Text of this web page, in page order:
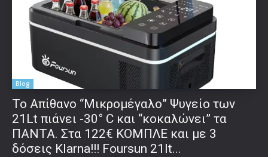
Blog
Το Απίθανο “Μικρομέγαλο” Ψυγείο των
21Lt πιάνει -30° C και “κοκαλώνει” τα
ΠΑΝΤΑ. Στα 122€ ΚΟΜΠΛΕ και με 3
δόσεις Klarna!!! Foursun 21lt...